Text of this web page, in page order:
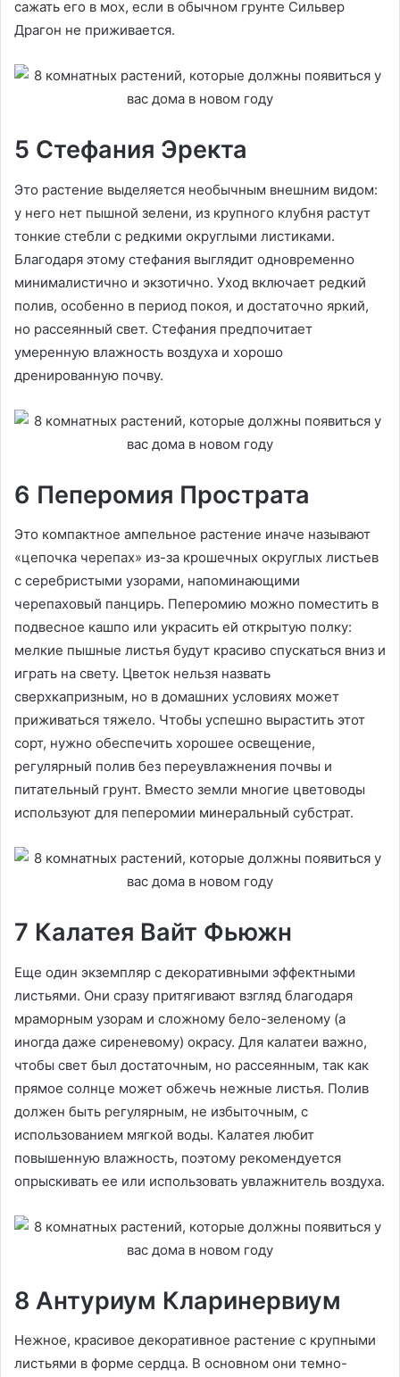
сажать его в мох, если в обычном грунте Сильвер
Драгон не приживается.
5 Стефания Эректа
Это растение выделяется необычным внешним видом:
у него нет пышной зелени, из крупного клубня растут
тонкие стебли с редкими округлыми листиками.
Благодаря этому стефания выглядит одновременно
минималистично и экзотично. Уход включает редкий
полив, особенно в период покоя, и достаточно яркий,
но рассеянный свет. Стефания предпочитает
умеренную влажность воздуха и хорошо
дренированную почву.
6 Пеперомия Прострата
Это компактное ампельное растение иначе называют
«цепочка черепах» из-за крошечных округлых листьев
с серебристыми узорами, напоминающими
черепаховый панцирь. Пеперомию можно поместить в
подвесное кашпо или украсить ей открытую полку:
мелкие пышные листья будут красиво спускаться вниз и
играть на свету. Цветок нельзя назвать
сверхкапризным, но в домашних условиях может
приживаться тяжело. Чтобы успешно вырастить этот
сорт, нужно обеспечить хорошее освещение,
регулярный полив без переувлажнения почвы и
питательный грунт. Вместо земли многие цветоводы
используют для пеперомии минеральный субстрат.
7 Калатея Вайт Фьюжн
Еще один экземпляр с декоративными эффектными
листьями. Они сразу притягивают взгляд благодаря
мраморным узорам и сложному бело-зеленому (а
иногда даже сиреневому) окрасу. Для калатеи важно,
чтобы свет был достаточным, но рассеянным, так как
прямое солнце может обжечь нежные листья. Полив
должен быть регулярным, не избыточным, с
использованием мягкой воды. Калатея любит
повышенную влажность, поэтому рекомендуется
опрыскивать ее или использовать увлажнитель воздуха.
8 Антуриум Кларинервиум
Нежное, красивое декоративное растение с крупными
листьями в форме сердца. В основном они темно-